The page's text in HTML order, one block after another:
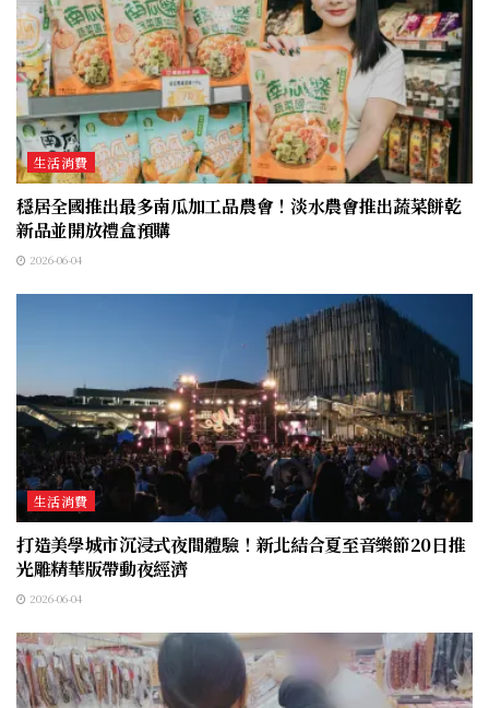
生活消費
穩居全國推出最多南瓜加工品農會！淡水農會推出蔬菜餅乾
新品並開放禮盒預購
2026-06-04
生活消費
打造美學城市沉浸式夜間體驗！新北結合夏至音樂節20日推
光雕精華版帶動夜經濟
2026-06-04